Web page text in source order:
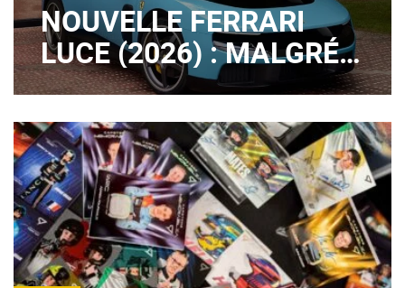
NOUVELLE FERRARI
LUCE (2026) : MALGRÉ
LES CRITIQUES.... UN
GROS SUCCÈS
COMMERCIAL !